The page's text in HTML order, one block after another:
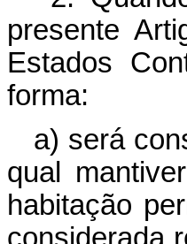
presente
Estados
forma:
a) será
qual
habitação